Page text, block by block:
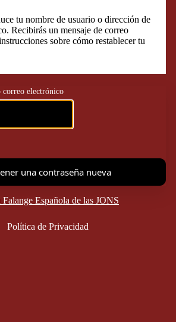
tu nombre de usuario o dirección de
Recibirás un mensaje de correo
sobre cómo restablecer tu
correo electrónico
Española de las JONS
Política de Privacidad